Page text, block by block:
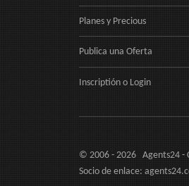
Planes y Precious
Publica una Oferta
Inscriptión o Login
© 2006 - 2026 Agents24 -
Socio de enlace: